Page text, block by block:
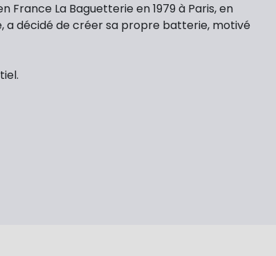
La Baguetterie en 1979 à Paris, en
a décidé de créer sa propre batterie, motivé